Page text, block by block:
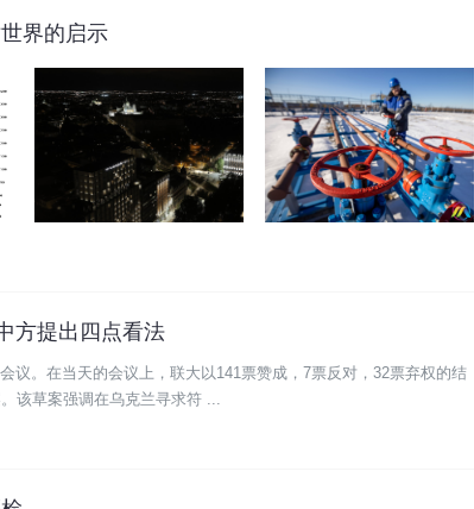
界的启示
方提出四点看法
议。在当天的会议上，联大以141票赞成，7票反对，32票弃权的结
该草案强调在乌克兰寻求符 ...